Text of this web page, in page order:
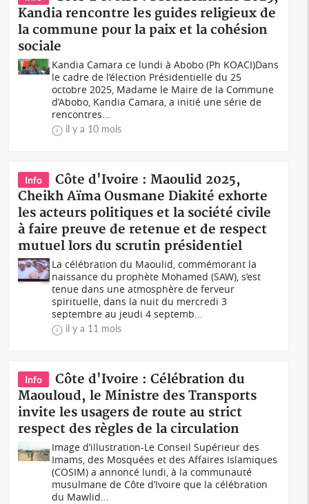
Kandia rencontre les guides religieux de
la commune pour la paix et la cohésion
sociale
Kandia Camara ce lundi à Abobo (Ph KOACI)Dans
le cadre de l’élection Présidentielle du 25
octobre 2025, Madame le Maire de la Commune
d’Abobo, Kandia Camara, a initié une série de
rencontres...
il y a 10 mois
Info
Côte d'Ivoire : Maoulid 2025,
Cheikh Aïma Ousmane Diakité exhorte
les acteurs politiques et la société civile
à faire preuve de retenue et de respect
mutuel lors du scrutin présidentiel
La célébration du Maoulid, commémorant la
naissance du prophète Mohamed (SAW), s’est
tenue dans une atmosphère de ferveur
spirituelle, dans la nuit du mercredi 3
septembre au jeudi 4 septemb...
il y a 11 mois
Info
Côte d'Ivoire : Célébration du
Maouloud, le Ministre des Transports
invite les usagers de route au strict
respect des règles de la circulation
Image d’illustration-Le Conseil Supérieur des
Imams, des Mosquées et des Affaires Islamiques
(COSIM) a annoncé lundi, à la communauté
musulmane de Côte d’Ivoire que la célébration
du Mawlid...